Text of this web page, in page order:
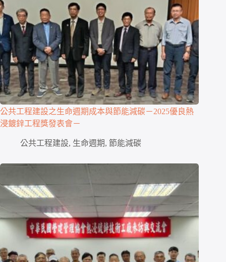
公共工程建設之生命週期成本與節能減碳－2025優良熱
浸鍍鋅工程獎發表會－
公共工程建設, 生命週期, 節能減碳